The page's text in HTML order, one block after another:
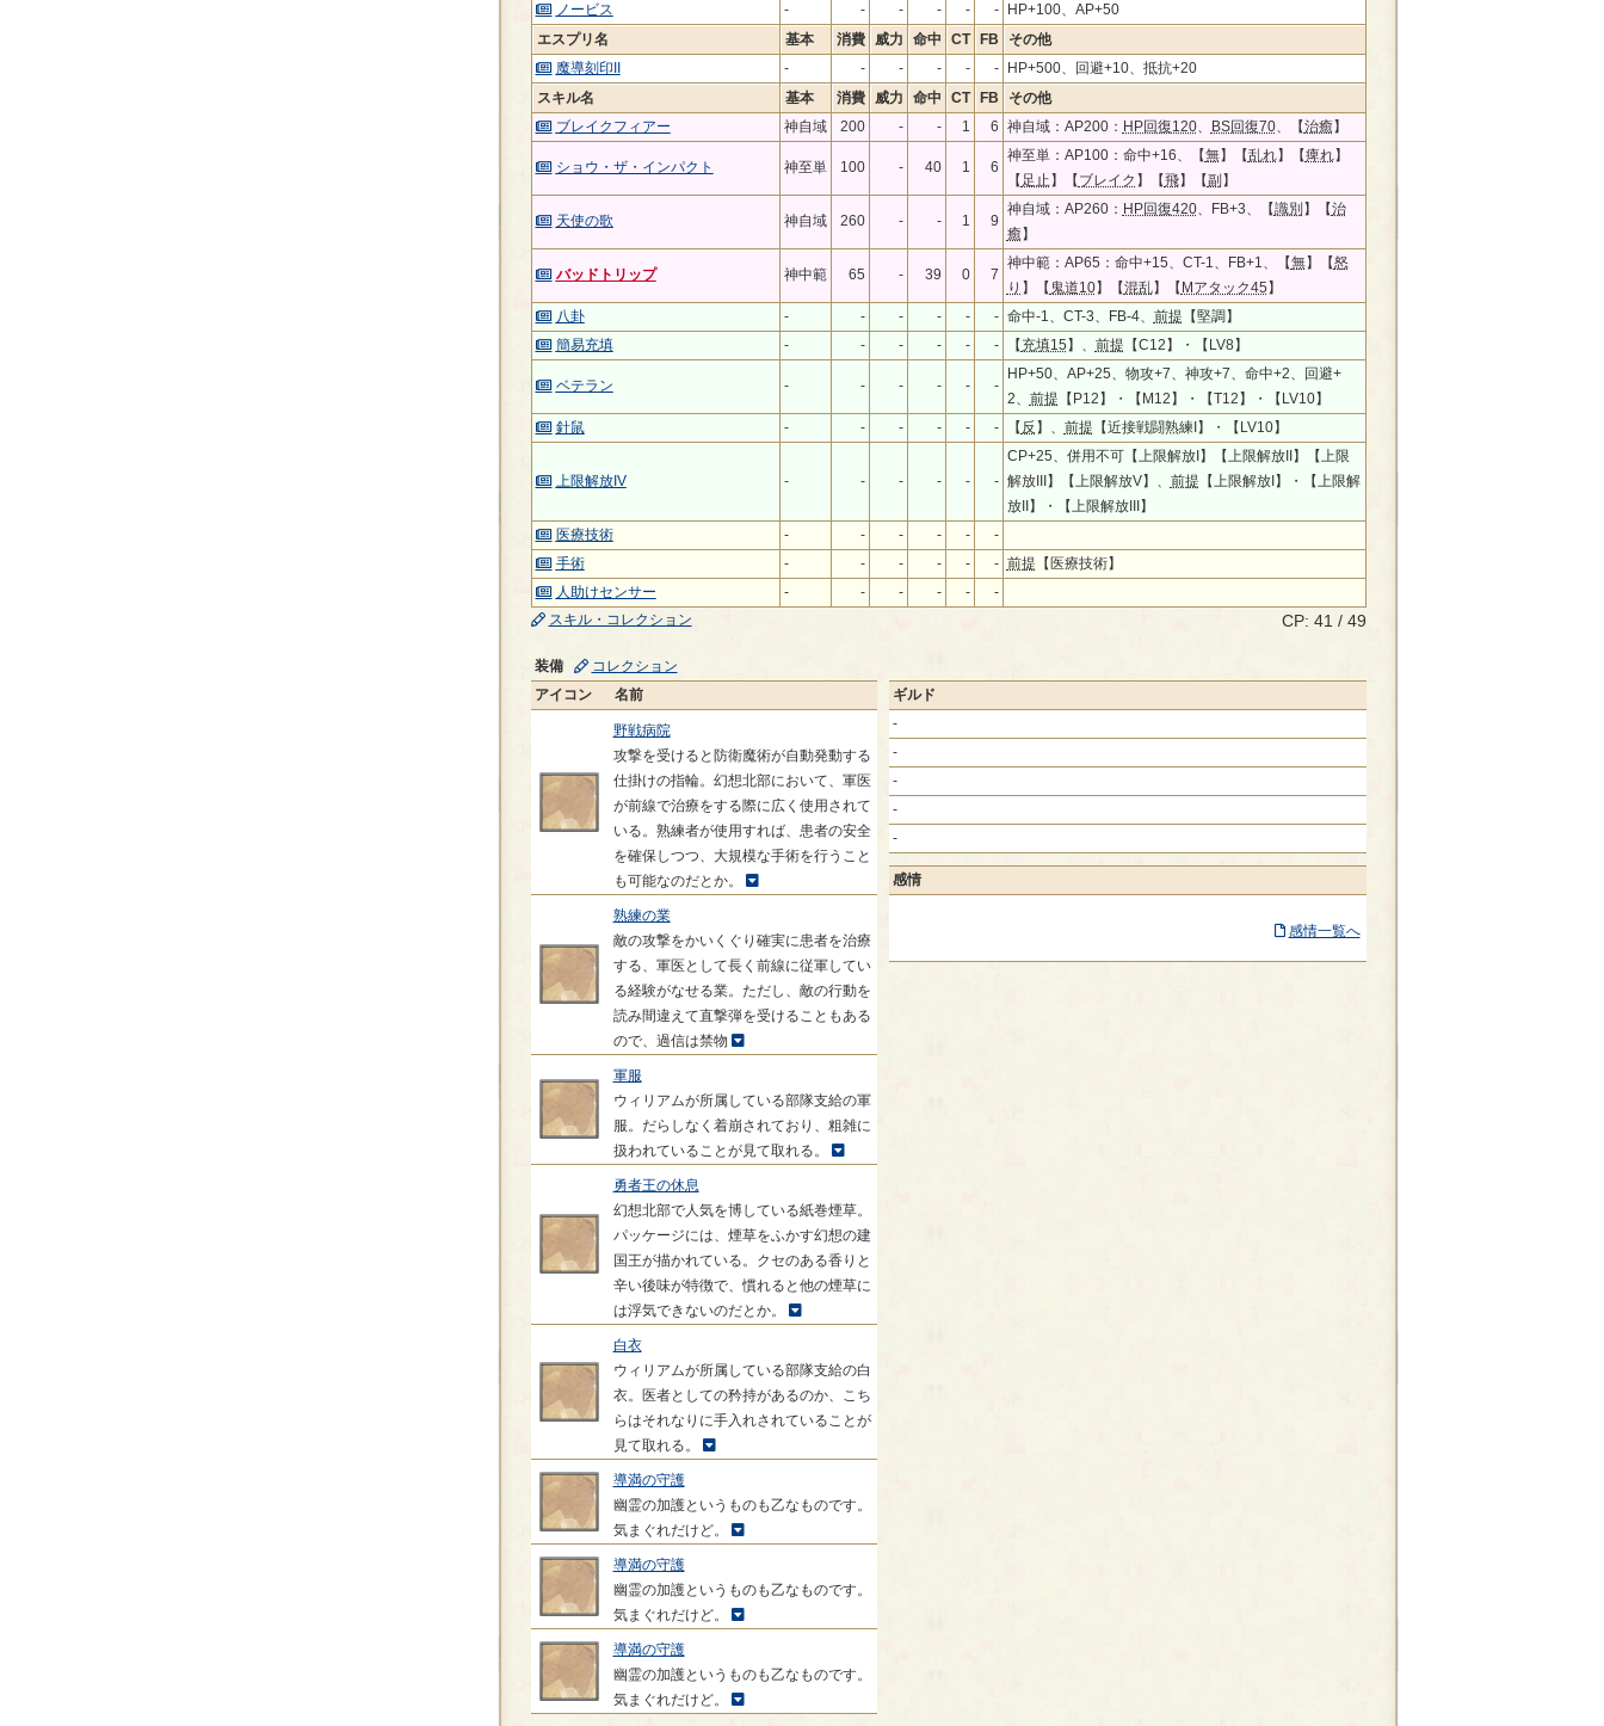
ノービス
- - - - - -
HP+100、AP+50
エスプリ名
基本 消費 威力 命中 CT FB
その他
魔導刻印II
- - - - - -
HP+500、回避+10、抵抗+20
スキル名
基本 消費 威力 命中 CT FB
その他
ブレイクフィアー
神自域 200 - - 1 6 神自域：AP200： HP回復120、 BS回復70、【治癒】
ショウ・ザ・インパクト 神至単 100 - 40 1 6
神至単：AP100：命中+16、【無】【乱れ】【痺れ】
【 足止 】【 ブレイク 】【飛】【副 】
天使の歌 神自域 260 - - 1 9
神自域：AP260： HP回復420、FB+3、【識別 】【治
癒】
バッドトリップ 神中範 65 - 39 0 7
神中範：AP65：命中+15、CT-1、FB+1、【無】【怒
り 】【 鬼道10】【混乱】【 Mアタック45 】
八卦
- - - - - - 命中-1、CT-3、FB-4、 前提 【堅調】
簡易充填
- - - - - - 【 充填15 】、 前提 【C12】・【LV8】
ベテラン - - - - - -
HP+50、AP+25、物攻+7、神攻+7、命中+2、回避+
2、 前提 【P12】・【M12】・【T12】・【LV10】
針鼠
- - - - - - 【 反 】、 前提 【近接戦闘熟練I】・【LV10】
上限解放IV - - - - - -
CP+25、併用不可【上限解放I】【上限解放II】【上限
解放III】【上限解放V】、 前提 【上限解放I】・【上限解
放II】・【上限解放III】
医療技術
- - - - -
-
手術
- - - - - - 前提 【医療技術】
人助けセンサー
- - - - -
-
スキル・コレクション
CP: 41 / 49
装備
コレクション
アイコン
名前
野戦病院
攻撃を受けると防衛魔術が自動発動する
仕掛けの指輪。幻想北部において、軍医
が前線で治療をする際に広く使用されて
いる。熟練者が使用すれば、患者の安全
を確保しつつ、大規模な手術を行うこと
も可能なのだとか。
熟練の業
敵の攻撃をかいくぐり確実に患者を治療
する、軍医として長く前線に従軍してい
る経験がなせる業。ただし、敵の行動を
読み間違えて直撃弾を受けることもある
ので、過信は禁物
軍服
ウィリアムが所属している部隊支給の軍
服。だらしなく着崩されており、粗雑に
扱われていることが見て取れる。
勇者王の休息
幻想北部で人気を博している紙巻煙草。
パッケージには、煙草をふかす幻想の建
国王が描かれている。クセのある香りと
辛い後味が特徴で、慣れると他の煙草に
は浮気できないのだとか。
白衣
ウィリアムが所属している部隊支給の白
衣。医者としての矜持があるのか、こち
らはそれなりに手入れされていることが
見て取れる。
導満の守護
幽霊の加護というものも乙なものです。
気まぐれだけど。
導満の守護
幽霊の加護というものも乙なものです。
気まぐれだけど。
導満の守護
幽霊の加護というものも乙なものです。
気まぐれだけど。
ギルド
-
-
-
-
-
感情
感情一覧へ